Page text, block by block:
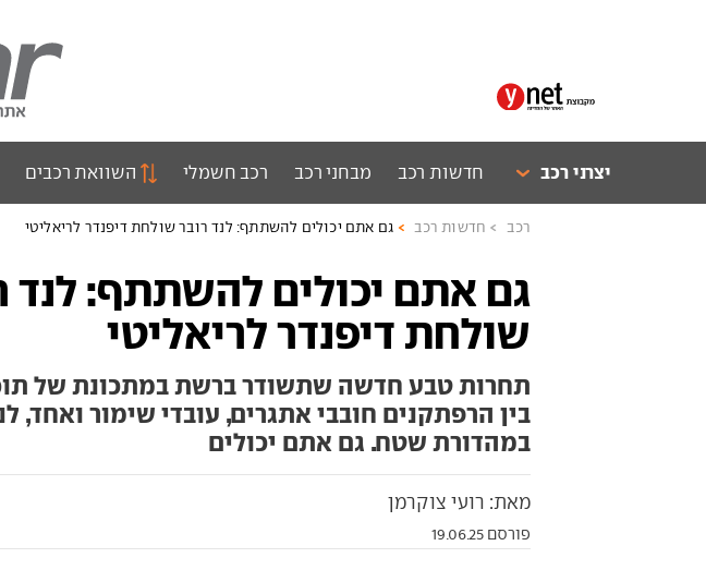
יצרני רכב חדשות רכב מבחני רכב רכב חשמלי השוואת רכבים
רכב חדשות רכב גם אתם יכולים להשתתף: לנד רובר שולחת דיפנדר לריאליטי
גם אתם יכולים להשתתף: לנד
שולחת דיפנדר לריאליטי
תחרות טבע חדשה שתשודר ברשת במתכונת של
בין הרפתקנים חובבי אתגרים, עובדי שימור ואחד,
במהדורת שטח. גם אתם יכולים
מאת: רועי צוקרמן
פורסם 19.06.25